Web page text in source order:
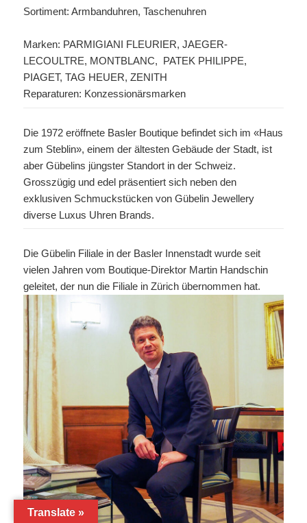
Sortiment: Armbanduhren, Taschenuhren
Marken: PARMIGIANI FLEURIER, JAEGER-
LECOULTRE, MONTBLANC, PATEK PHILIPPE,
PIAGET, TAG HEUER, ZENITH
Reparaturen: Konzessionärsmarken
Die 1972 eröffnete Basler Boutique befindet sich im «Haus
zum Steblin», einem der ältesten Gebäude der Stadt, ist
aber Gübelins jüngster Standort in der Schweiz.
Grosszügig und edel präsentiert sich neben den
exklusiven Schmuckstücken von Gübelin Jewellery
diverse Luxus Uhren Brands.
Die Gübelin Filiale in der Basler Innenstadt wurde seit
vielen Jahren vom Boutique-Direktor Martin Handschin
geleitet, der nun die Filiale in Zürich übernommen hat.
Translate »